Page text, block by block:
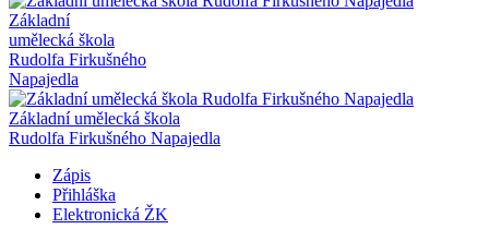
Základní
umělecká škola
Rudolfa Firkušného
Napajedla
Základní umělecká škola
Rudolfa Firkušného Napajedla
Zápis
Přihláška
Elektronická ŽK